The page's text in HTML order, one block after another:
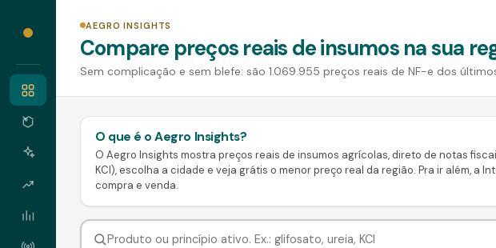
AEGRO INSIGHTS
Compare preços reais de insumos na sua
Sem complicação e sem blefe: são 1.069.955 preços reais de NF-e dos
O que é o Aegro Insights?
O Aegro Insights mostra preços reais de insumos agrícolas, direto de notas
KCl), escolha a cidade e veja grátis o menor preço real da região. Pra ir além, a
compra e venda.